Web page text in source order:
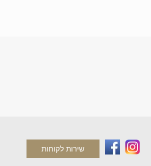
שירות לקוחות